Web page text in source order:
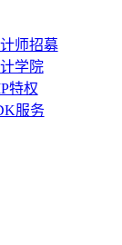
师招募
学院
特权
服务